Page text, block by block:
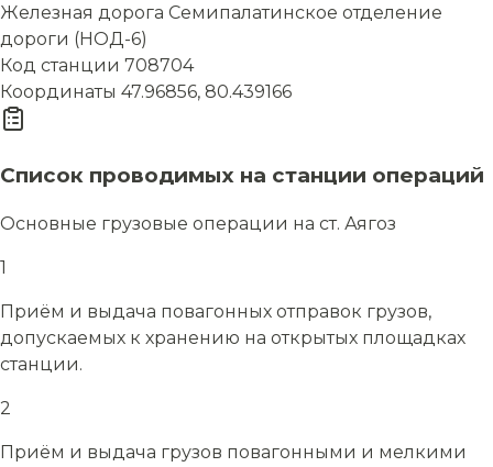
Железная дорога Семипалатинское отделение
дороги (НОД-6)
Код станции 708704
Координаты 47.96856, 80.439166
Список проводимых на станции операций
Основные грузовые операции на ст. Аягоз
1
Приём и выдача повагонных отправок грузов,
допускаемых к хранению на открытых площадках
станции.
2
Приём и выдача грузов повагонными и мелкими